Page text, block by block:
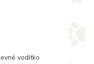
vodítko